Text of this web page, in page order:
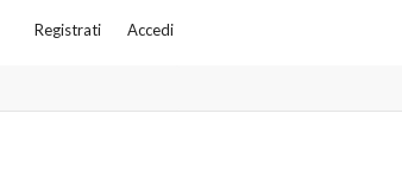
Registrati Accedi